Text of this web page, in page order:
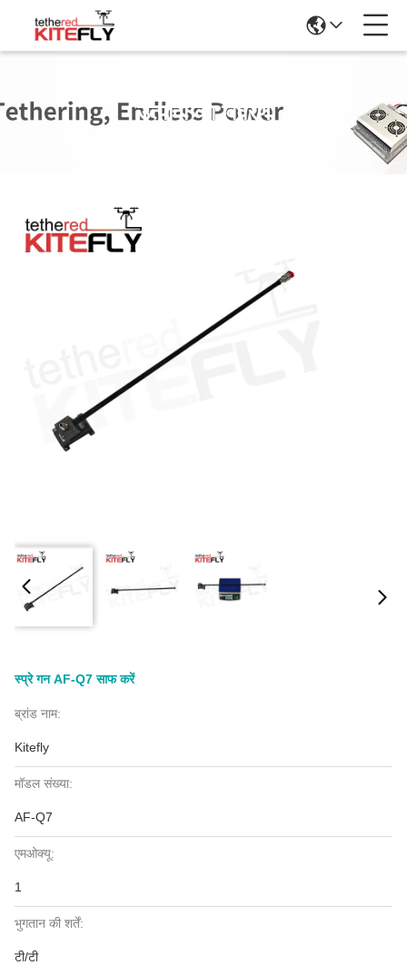
उत्पादों का विवरण
स्प्रे गन AF-Q7 साफ करें
ब्रांड नाम:
Kitefly
मॉडल संख्या:
AF-Q7
एमओक्यू:
1
भुगतान की शर्तें:
टी/टी